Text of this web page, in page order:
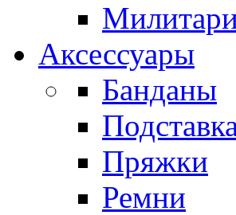
Аксессуары
Банданы
Пряжки
Ремни